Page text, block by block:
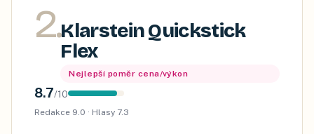
2.Klarstein Quickstick
Flex
Nejlepší poměr cena/výkon
8.7/10
Redakce 9.0 · Hlasy 7.3